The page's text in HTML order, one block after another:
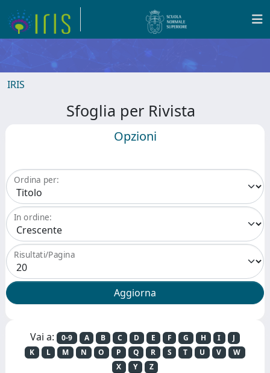
IRIS
Sfoglia per Rivista
Opzioni
Ordina per:
In ordine:
Risultati/Pagina
Vai a: 0-9 A B C D E F G H I
J
K
L M N O P Q R S T U V
W
X
Y Z